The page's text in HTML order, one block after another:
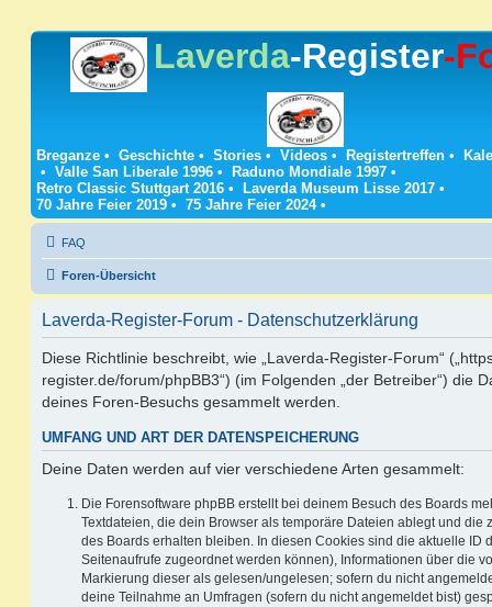
Laverda-Register-
Breganze • Geschichte • Stories • Videos • Registertreffen •
• Valle San Liberale 1996 • Raduno Mondiale 1997 •
Retro Classic Stuttgart 2016 • Laverda Museum Lisse 2017 •
70 Jahre Feier 2019 • 75 Jahre Feier 2024•
FAQ
Foren-Übersicht
Laverda-Register-Forum - Datenschutzerklärung
Diese Richtlinie beschreibt, wie „Laverda-Register-Forum“
register.de/forum/phpBB3“) (im Folgenden „der Betreiber“) die
deines Foren-Besuchs gesammelt werden.
UMFANG UND ART DER DATENSPEICHERUNG
Deine Daten werden auf vier verschiedene Arten gesammelt:
Die Forensoftware phpBB erstellt bei deinem Besuch des Boards
Textdateien, die dein Browser als temporäre Dateien ablegt und die
des Boards erhalten bleiben. In diesen Cookies sind die aktuelle ID
Seitenaufrufe zugeordnet werden können), Informationen über die
Markierung dieser als gelesen/ungelesen; sofern du nicht
deine Teilnahme an Umfragen (sofern du nicht angemeldet bist)